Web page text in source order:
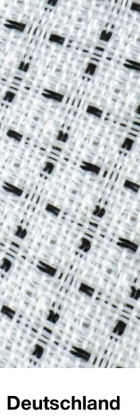
Deutschland